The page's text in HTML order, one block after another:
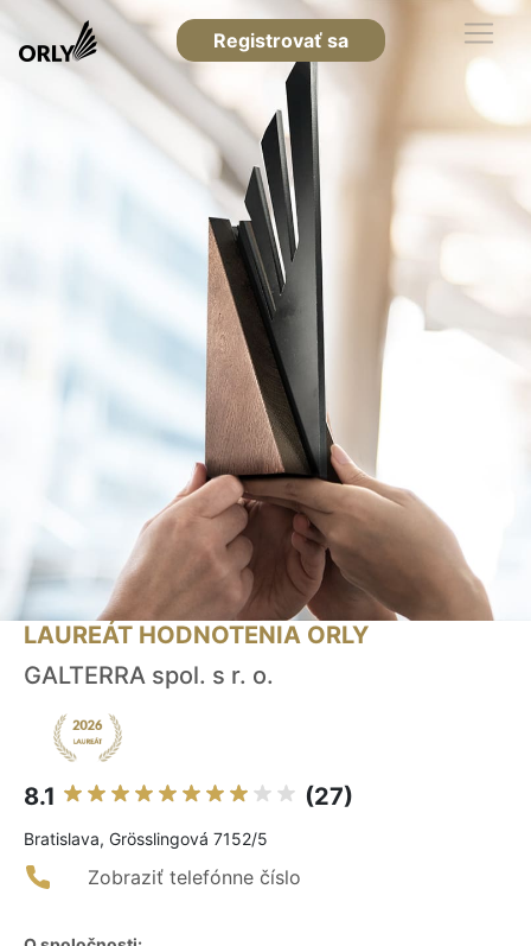
Registrovať sa
LAUREÁT HODNOTENIA ORLY
GALTERRA spol. s r. o.
8.1 (27)
Bratislava, Grösslingová 7152/5
Zobraziť telefónne číslo